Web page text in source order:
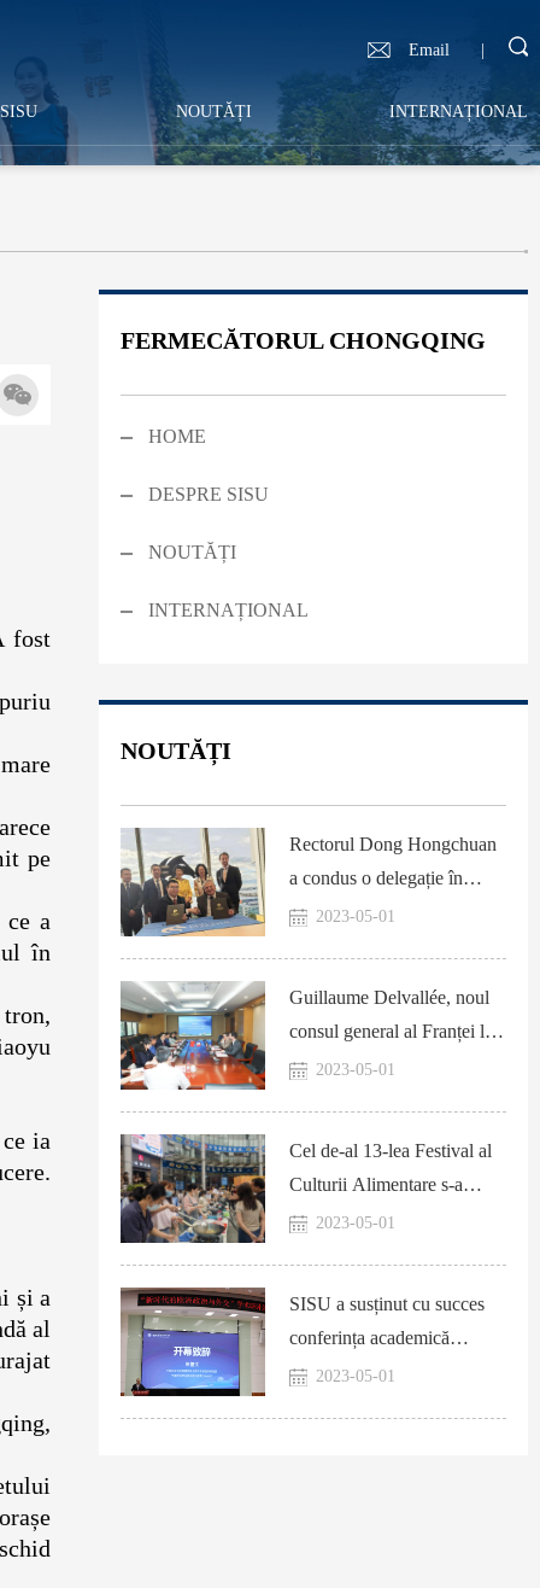
Email |
NOUTĂȚI INTERNAȚIONAL
fost
pe
a
în
ia
și a
al
FERMECĂTORUL CHONGQING
HOME
DESPRE SISU
NOUTĂȚI
INTERNAȚIONAL
NOUTĂȚI
Rectorul Dong Hongchuan
a condus o delegație în
Australia pentru a discuta
2023-05-01
Guillaume Delvallée, noul
consul general al Franței la
Chengdu, a vizitat SISU
2023-05-01
Cel de-al 13-lea Festival al
Culturii Alimentare s-a
încheiat cu succes
2023-05-01
SISU a susținut cu succes
conferința academică
„Politica și Diplomația
2023-05-01